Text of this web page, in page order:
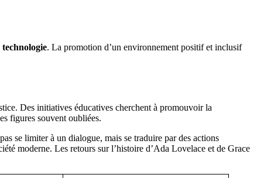
technologie. La promotion d’un environnement positif et inclusif
Des initiatives éducatives cherchent à promouvoir la
figures souvent oubliées.
se limiter à un dialogue, mais se traduire par des actions
moderne. Les retours sur l’histoire d’Ada Lovelace et de Grace